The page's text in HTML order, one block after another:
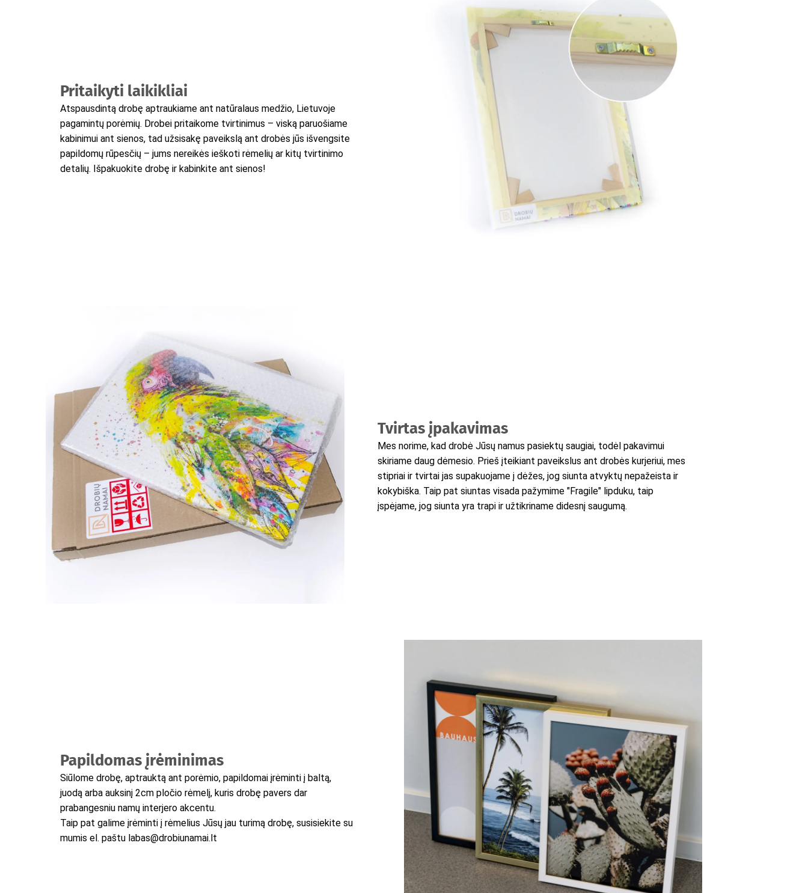
Pritaikyti laikikliai
Atspausdintą drobę aptraukiame ant natūralaus medžio, Lietuvoje
pagamintų porėmių. Drobei pritaikome tvirtinimus – viską paruošiame
kabinimui ant sienos, tad užsisakę paveikslą ant drobės jūs išvengsite
papildomų rūpesčių – jums nereikės ieškoti rėmelių ar kitų tvirtinimo
detalių. Išpakuokite drobę ir kabinkite ant sienos!
Tvirtas įpakavimas
Mes norime, kad drobė Jūsų namus pasiektų saugiai, todėl pakavimui
skiriame daug dėmesio. Prieš įteikiant paveikslus ant drobės kurjeriui, mes
stipriai ir tvirtai jas supakuojame į dėžes, jog siunta atvyktų nepažeista ir
kokybiška. Taip pat siuntas visada pažymime "Fragile" lipduku, taip
įspėjame, jog siunta yra trapi ir užtikriname didesnį saugumą.
Papildomas įrėminimas
Siūlome drobę, aptrauktą ant porėmio, papildomai įrėminti į baltą,
juodą arba auksinį 2cm pločio rėmelį, kuris drobę pavers dar
prabangesniu namų interjero akcentu.
Taip pat galime įrėminti į rėmelius Jūsų jau turimą drobę, susisiekite su
mumis el. paštu labas@drobiunamai.lt